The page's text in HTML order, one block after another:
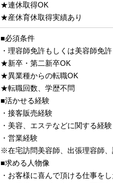
★連休取得OK
★産休育休取得実績あり
■必須条件
・理容師免許もしくは美容師免許
★新卒・第二新卒OK
★異業種からの転職OK
★転職回数、学歴不問
■活かせる経験
・接客販売経験
・美容、エステなどに関する経験
・営業経験
※在宅訪問美容師、出張理容師
■求める人物像
・お客様に喜んで頂ける仕事を